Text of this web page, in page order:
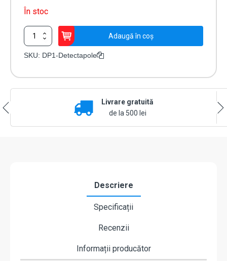
În stoc
Cantitate
Brat
telescopic
Adaugă în coș
SKU: DP1-Detectapole
Livrare gratuită
de la 500 lei
Descriere
Specificații
Recenzii
Informații producător